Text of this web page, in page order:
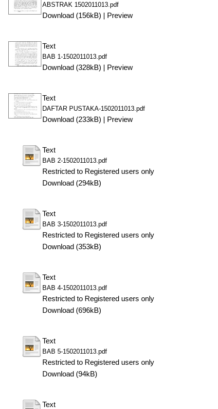
ABSTRAK 1502011013.pdf
Download (156kB) Preview
Text
BAB 1-1502011013.pdf
Download (328kB) Preview
Text
DAFTAR PUSTAKA-1502011013.pdf
Download (233kB) Preview
Text
BAB 2-1502011013.pdf
Restricted to Registered users only
Download (294kB)
Text
BAB 3-1502011013.pdf
Restricted to Registered users only
Download (353kB)
Text
BAB 4-1502011013.pdf
Restricted to Registered users only
Download (696kB)
Text
BAB 5-1502011013.pdf
Restricted to Registered users only
Download (94kB)
Text